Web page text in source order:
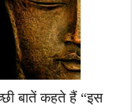
बातें कहते हैं “इस